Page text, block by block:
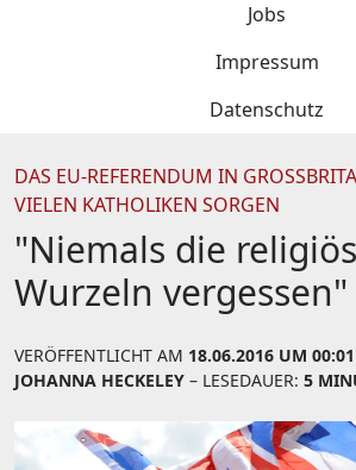
Jobs
Impressum
Datenschutz
DAS EU-REFERENDUM IN
IELEN KATHOLIKEN SORGEN
"Niemals die
Wurzeln vergessen"
VERÖFFENTLICHT AM 18.06.2016 UM
JOHANNA HECKELEY – LESEDAUER: 5